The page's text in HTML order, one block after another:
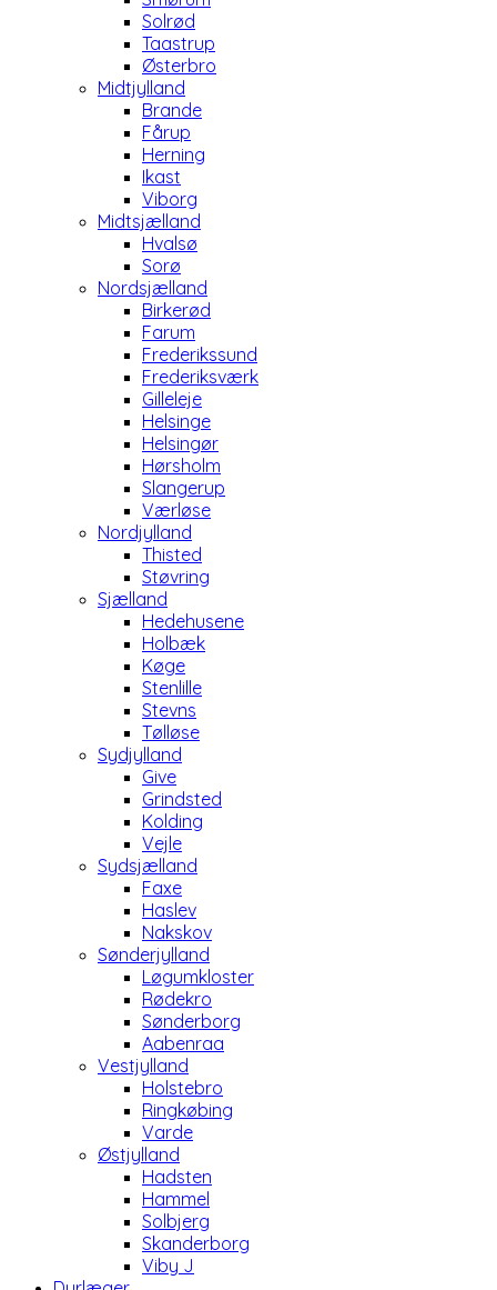
Solrød
Taastrup
Østerbro
Midtjylland
Brande
Fårup
Herning
Ikast
Viborg
Midtsjælland
Hvalsø
Sorø
Nordsjælland
Birkerød
Farum
Frederikssund
Frederiksværk
Gilleleje
Helsinge
Helsingør
Hørsholm
Slangerup
Værløse
Nordjylland
Thisted
Støvring
Sjælland
Hedehusene
Holbæk
Køge
Stenlille
Stevns
Tølløse
Sydjylland
Give
Grindsted
Kolding
Vejle
Sydsjælland
Faxe
Haslev
Nakskov
Sønderjylland
Løgumkloster
Rødekro
Sønderborg
Aabenraa
Vestjylland
Holstebro
Ringkøbing
Varde
Østjylland
Hadsten
Hammel
Solbjerg
Skanderborg
Viby J